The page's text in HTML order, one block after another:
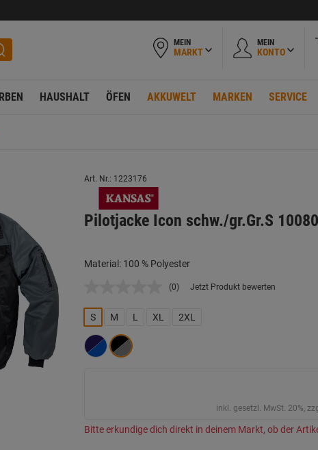
MEIN
MARKT
MEIN
KONTO
HAUSHALT ÖFEN AKKUWELT MARKEN SERVICE
Art. Nr.: 1223176
Pilotjacke Icon schw./gr.Gr.S
Material: 100 % Polyester
Kein
Link
auf
(0) Jetzt Produkt bewerten
S M L XL 2XL
inkl. gesetzl. MwSt. 20%,
Bitte erkundige dich direkt in deinem Markt, ob der